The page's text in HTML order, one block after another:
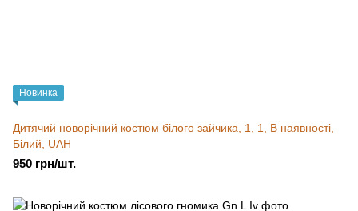
Новинка
Дитячий новорічний костюм білого зайчика, 1, 1, В наявності,
Білий, UAH
950 грн/шт.